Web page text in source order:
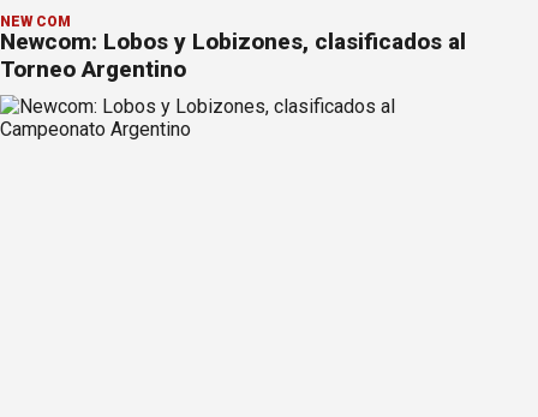
NEW COM
Newcom: Lobos y Lobizones, clasificados al
Torneo Argentino